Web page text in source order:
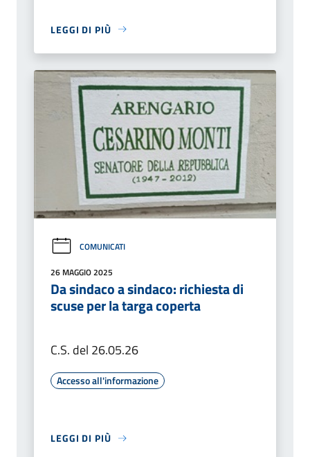
LEGGI DI PIÙ
COMUNICATI
26 MAGGIO 2025
Da sindaco a sindaco: richiesta di
scuse per la targa coperta
C.S. del 26.05.26
Accesso all'informazione
LEGGI DI PIÙ